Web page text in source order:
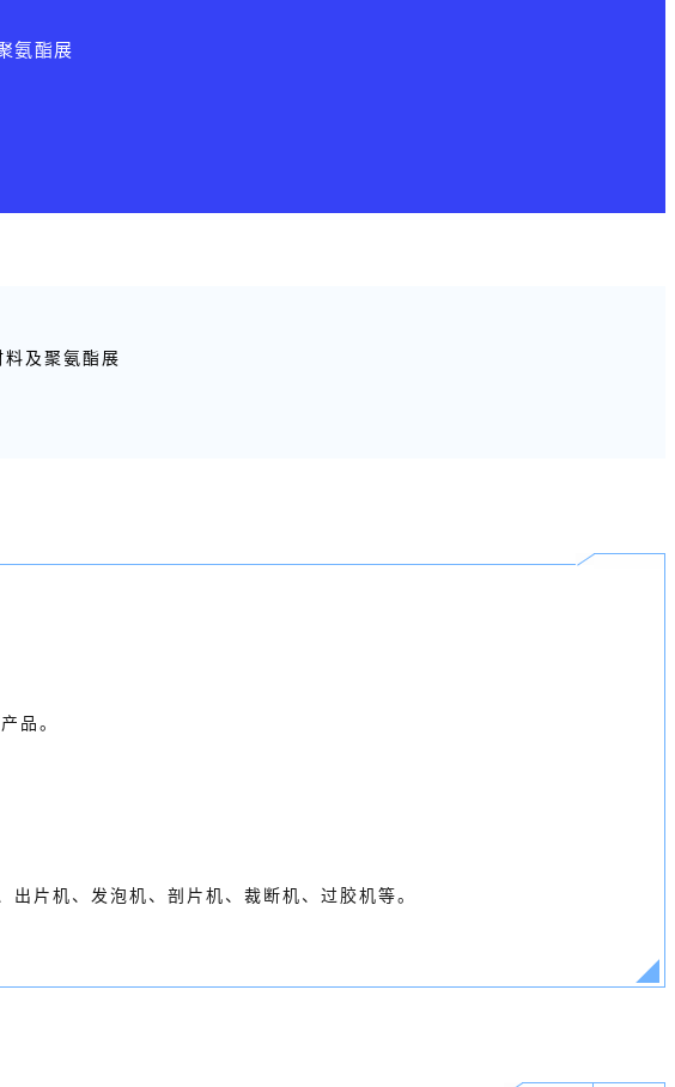
氨酯展
及聚氨酯展
品。
片机、发泡机、剖片机、裁断机、过胶机等。